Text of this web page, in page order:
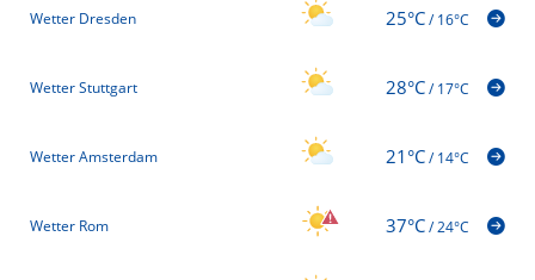
Wetter Dresden 25°C/16°C
Wetter Stuttgart 28°C/17°C
Wetter Amsterdam 21°C/14°C
Wetter Rom 37°C/24°C